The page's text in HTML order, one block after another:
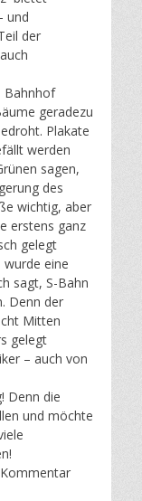
und
der
Bahnhof
geradezu
Plakate
werden
sagen,
des
wichtig, aber
erstens ganz
gelegt
eine
sagt, S-Bahn
Denn der
Mitten
gelegt
– auch von
Denn die
und möchte